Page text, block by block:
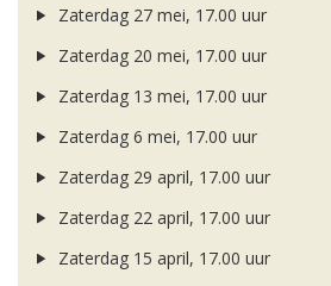
Zaterdag 27 mei, 17.00 uur
Zaterdag 20 mei, 17.00 uur
Zaterdag 13 mei, 17.00 uur
Zaterdag 6 mei, 17.00 uur
Zaterdag 29 april, 17.00 uur
Zaterdag 22 april, 17.00 uur
Zaterdag 15 april, 17.00 uur